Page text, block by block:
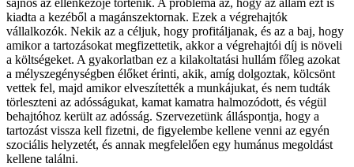
sajnos az ellenkezője történik. A probléma az, hogy az állam ezt is
kiadta a kezéből a magánszektornak. Ezek a végrehajtók
vállalkozók. Nekik az a céljuk, hogy profitáljanak, és az a baj, hogy
amikor a tartozásokat megfizettetik, akkor a végrehajtói díj is növeli
a költségeket. A gyakorlatban ez a kilakoltatási hullám főleg azokat
a mélyszegénységben élőket érinti, akik, amíg dolgoztak, kölcsönt
vettek fel, majd amikor elveszítették a munkájukat, és nem tudták
törleszteni az adósságukat, kamat kamatra halmozódott, és végül
behajtóhoz került az adósság. Szervezetünk álláspontja, hogy a
tartozást vissza kell fizetni, de figyelembe kellene venni az egyén
szociális helyzetét, és annak megfelelően egy humánus megoldást
kellene találni.